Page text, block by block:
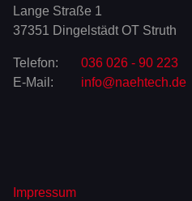
Lange Straße 1
37351 Dingelstädt OT Struth
Telefon:
036 026 - 90 223
E-Mail:
info@naehtech.de
Impressum